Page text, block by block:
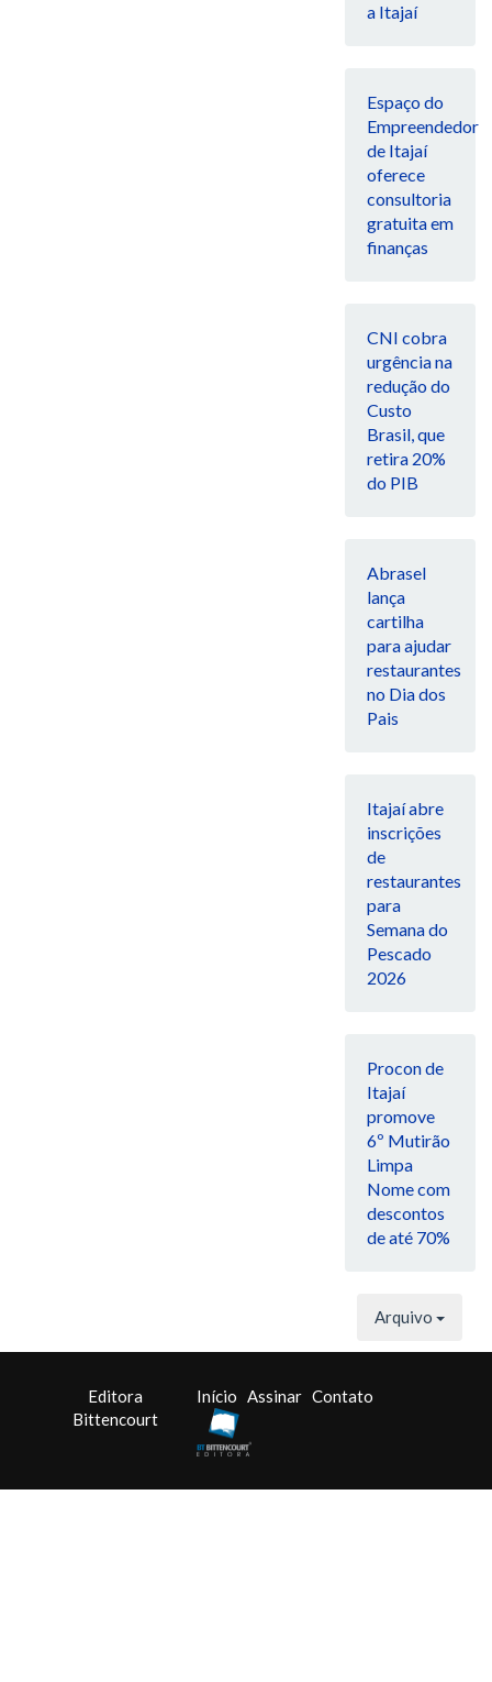
a Itajaí
Espaço do
Empreendedor
de Itajaí
oferece
consultoria
gratuita em
finanças
CNI cobra
urgência na
redução do
Custo
Brasil, que
retira 20%
do PIB
Abrasel
lança
cartilha
para ajudar
restaurantes
no Dia dos
Pais
Itajaí abre
inscrições
de
restaurantes
para
Semana do
Pescado
2026
Procon de
Itajaí
promove
6º Mutirão
Limpa
Nome com
descontos
de até 70%
Arquivo
Editora
Bittencourt
Início Assinar Contato